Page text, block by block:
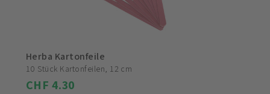
Herba Kartonfeile
10 Stück Kartonfeilen, 12 cm
CHF 4.30